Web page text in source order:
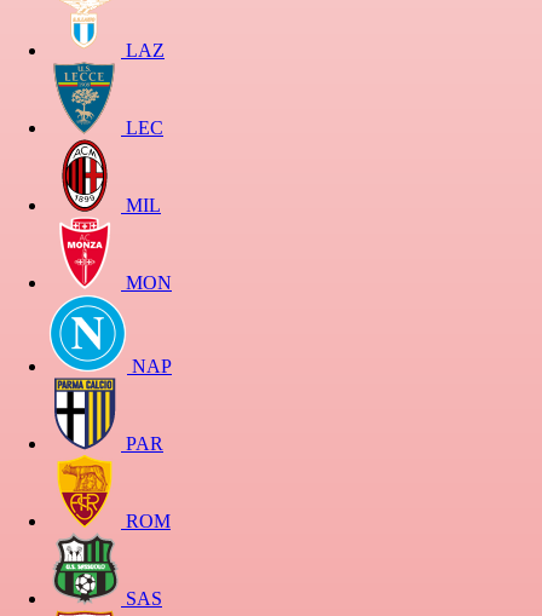
LAZ
LEC
MIL
MON
NAP
PAR
ROM
SAS